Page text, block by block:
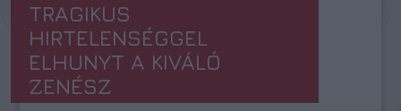
TRAGIKUS
HIRTELENSÉGGEL
ELHUNYT A KIVÁLÓ
ZENÉSZ